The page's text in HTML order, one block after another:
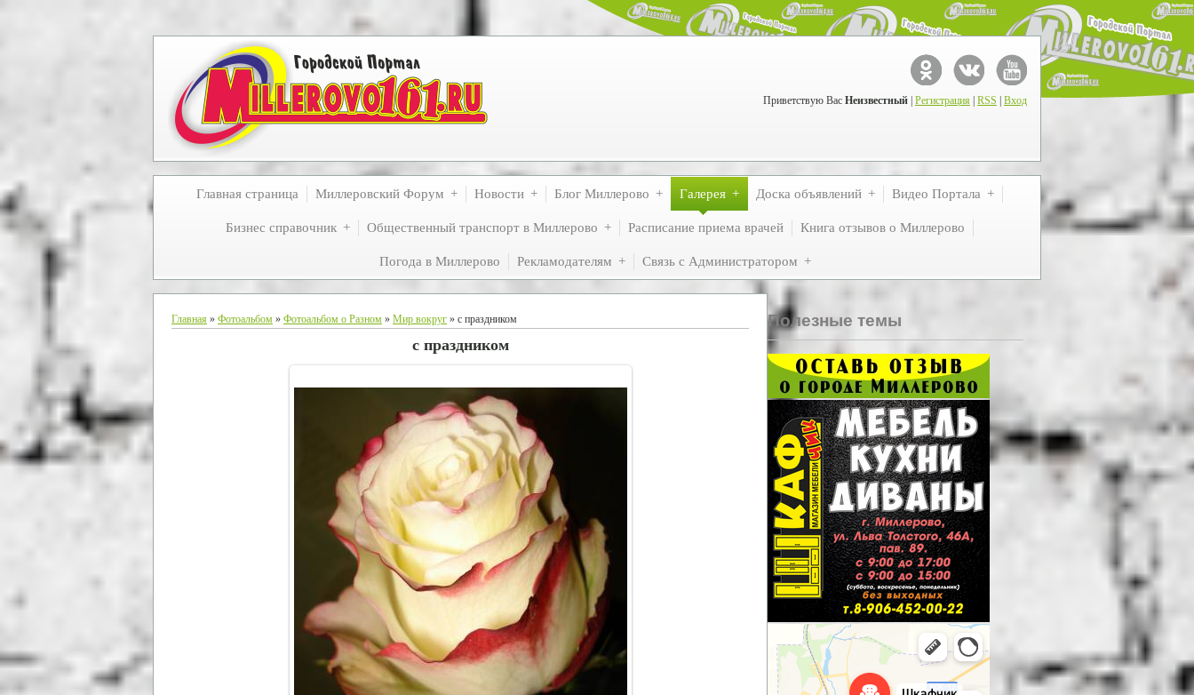
Приветствую Вас Неизвестный Регистрация RSS Вход
Главная страница Миллеровский Форум Новости Блог Миллерово Галерея Доска объявлений Видео Портала
Бизнес справочник Общественный транспорт в Миллерово Расписание приема врачей Книга отзывов о Миллерово
Погода в Миллерово Рекламодателям Связь с Администратором
Главная » Фотоальбом » Фотоальбом о Разном » Мир вокруг » с праздником
с праздником
Полезные темы